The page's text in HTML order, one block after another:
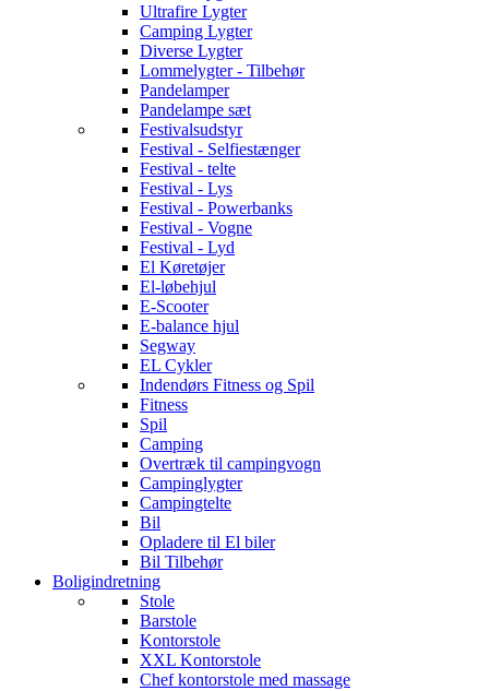
Ultrafire Lygter
Camping Lygter
Diverse Lygter
Lommelygter - Tilbehør
Pandelamper
Pandelampe sæt
Festivalsudstyr
Festival - Selfiestænger
Festival - telte
Festival - Lys
Festival - Powerbanks
Festival - Vogne
Festival - Lyd
El Køretøjer
El-løbehjul
E-Scooter
E-balance hjul
Segway
EL Cykler
Indendørs Fitness og Spil
Fitness
Spil
Camping
Overtræk til campingvogn
Campinglygter
Campingtelte
Bil
Opladere til El biler
Bil Tilbehør
Boligindretning
Stole
Barstole
Kontorstole
XXL Kontorstole
Chef kontorstole med massage